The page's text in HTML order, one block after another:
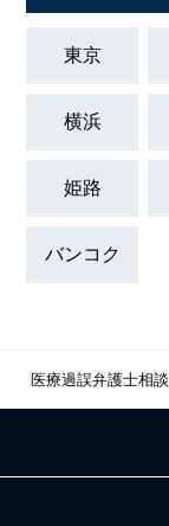
東京
横浜
姫路
バンコク
医療過誤弁護士相談